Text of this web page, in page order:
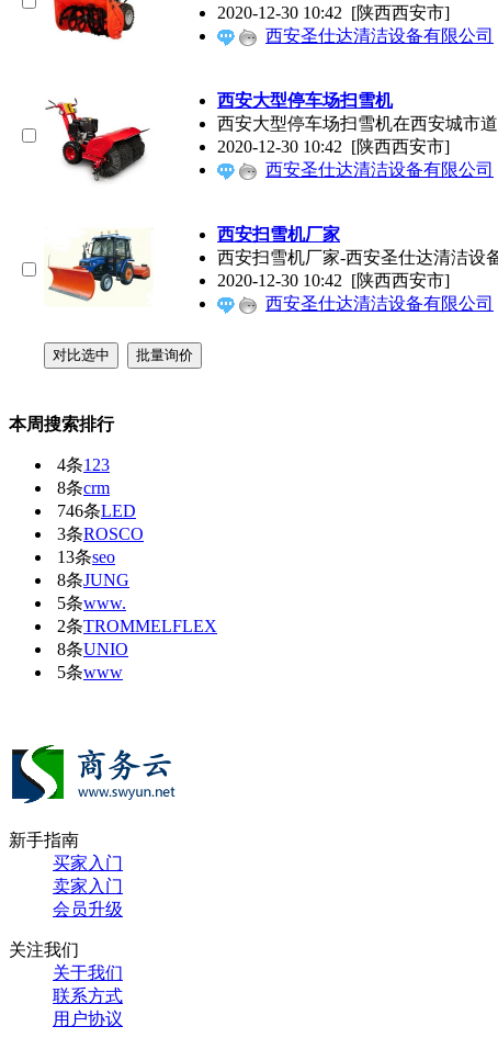
2020-12-30 10:42 [陕西西安市]
西安圣仕达清洁设备有限公司
西安大型停车场扫雪机
西安大型停车场扫雪机在西安城市
2020-12-30 10:42 [陕西西安市]
西安圣仕达清洁设备有限公司
西安扫雪机厂家
西安扫雪机厂家-西安圣仕达清洁设
2020-12-30 10:42 [陕西西安市]
西安圣仕达清洁设备有限公司
本周搜索排行
4条123
8条crm
746条LED
3条ROSCO
13条seo
8条JUNG
5条www.
2条TROMMELFLEX
8条UNIO
5条www
新手指南
买家入门
卖家入门
会员升级
关注我们
关于我们
联系方式
用户协议